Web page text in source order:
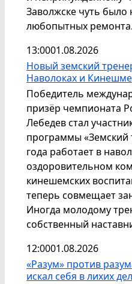
Заволжске чуть было
любопытных ремонта.
13:0001.08.2026
Новый земский
Наволоках и Кинешме
Победитель
призёр чемпионата
Лебедев стал
программы «Земский
года работает в
оздоровительном
кинешемских
теперь совмещает
Иногда молодому
собственный
12:0001.08.2026
«Разум» против
искал себя в лихих